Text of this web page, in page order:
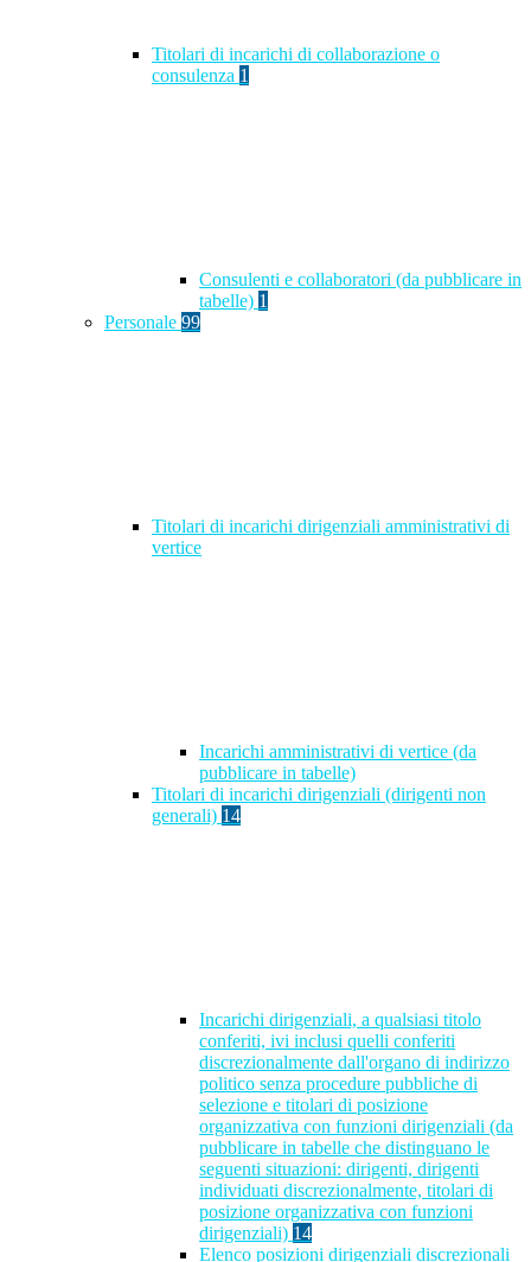
Titolari di incarichi di collaborazione o
consulenza 1
Consulenti e collaboratori (da pubblicare in
tabelle) 1
Personale 99
Titolari di incarichi dirigenziali amministrativi di
vertice
Incarichi amministrativi di vertice (da
pubblicare in tabelle)
Titolari di incarichi dirigenziali (dirigenti non
generali) 14
Incarichi dirigenziali, a qualsiasi titolo
conferiti, ivi inclusi quelli conferiti
discrezionalmente dall'organo di indirizzo
politico senza procedure pubbliche di
selezione e titolari di posizione
organizzativa con funzioni dirigenziali (da
pubblicare in tabelle che distinguano le
seguenti situazioni: dirigenti, dirigenti
individuati discrezionalmente, titolari di
posizione organizzativa con funzioni
dirigenziali) 14
Elenco posizioni dirigenziali discrezionali